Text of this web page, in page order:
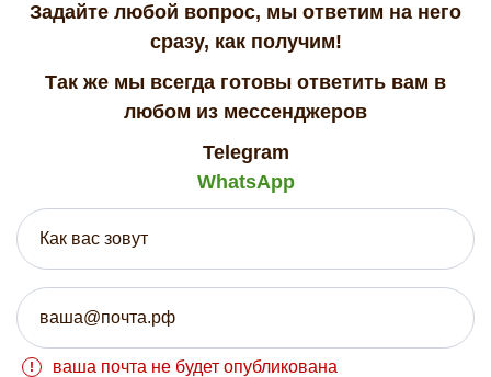
Задайте любой вопрос, мы ответим на него
сразу, как получим!
Так же мы всегда готовы ответить вам в
любом из мессенджеров
Telegram
WhatsApp
ваша почта не будет опубликована